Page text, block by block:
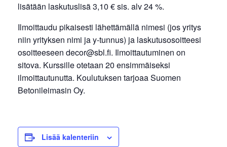
lisätään laskutuslisä 3,10 € sis. alv 24 %.
Ilmoittaudu pikaisesti lähettämällä nimesi (jos yritys
niin yrityksen nimi ja y-tunnus) ja laskutusosoitteesi
osoitteeseen decor@sbl.fi. Ilmoittautuminen on
sitova. Kurssille otetaan 20 ensimmäiseksi
ilmoittautunutta. Koulutuksen tarjoaa Suomen
Betonileimasin Oy.
Lisää kalenteriin